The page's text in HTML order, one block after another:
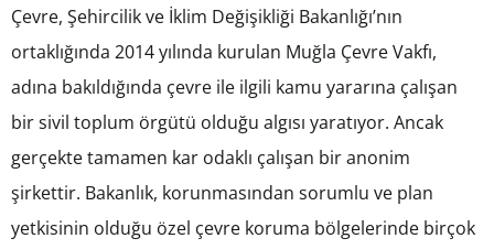
Çevre, Şehircilik ve İklim Değişikliği Bakanlığı’nın
ortaklığında 2014 yılında kurulan Muğla Çevre Vakfı,
adına bakıldığında çevre ile ilgili kamu yararına çalışan
bir sivil toplum örgütü olduğu algısı yaratıyor. Ancak
gerçekte tamamen kar odaklı çalışan bir anonim
şirkettir. Bakanlık, korunmasından sorumlu ve plan
yetkisinin olduğu özel çevre koruma bölgelerinde birçok